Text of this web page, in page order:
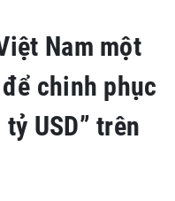
Nam một
chinh phục
USD” trên